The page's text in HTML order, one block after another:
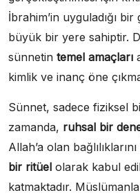
İbrahim’in uyguladığı
büyük bir yere sahiptir.
sünnetin temel amaçları
kimlik ve inanç öne
Sünnet, sadece fiziksel
zamanda, ruhsal bir
Allah’a olan
bir ritüel olarak kabul
katmaktadır.